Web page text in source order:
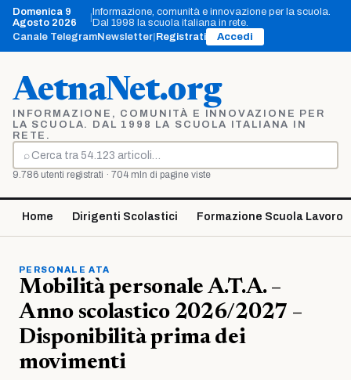
Vai
contenuto
Domenica 9
Agosto 2026
|Informazione, comunità e innovazione per la scuola.
Dal 1998 la scuola italiana in rete.
Canale TelegramNewsletter Registrati Accedi
AetnaNet.org
INFORMAZIONE, COMUNITÀ E INNOVAZIONE PER
LA SCUOLA. DAL 1998 LA SCUOLA ITALIANA IN
RETE.
⌕
Cerca
9.786 utenti registrati · 704 mln di pagine viste
Home Dirigenti Scolastici Formazione Scuola Lavoro
PERSONALE ATA
Mobilità personale A.T.A. –
Anno scolastico 2026/2027 –
Disponibilità prima dei
movimenti